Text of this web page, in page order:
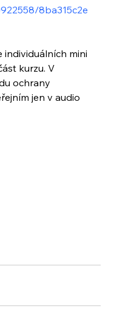
8ba315c2e
individuálních mini
kurzu. V
ochrany
jen v audio